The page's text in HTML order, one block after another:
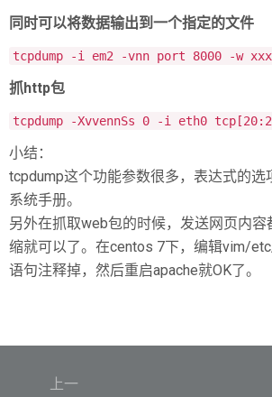
同时可以将数据输出到一个指定的文件
tcpdump -i em2 -vnn port 8000 -w
抓http包
tcpdump -XvvennSs 0 -i eth0
小结：
tcpdump这个功能参数很多，表达式的
系统手册。
另外在抓取web包的时候，发送网页内
缩就可以了。在centos 7下，编辑vim/
语句注释掉，然后重启apache就OK了。
上一